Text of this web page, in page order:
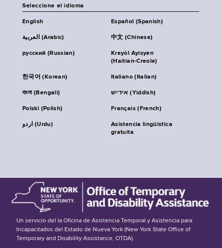
Seleccione el idioma
English Español (Spanish)
العربية (Arabic) 中文 (Chinese)
русский (Russian)
Kreyòl Ayisyen
(Haitian-Creole)
한국어 (Korean) Italiano (Italian)
বাংলা (Bengali) אידיש (Yiddish)
Polski (Polish) Français (French)
اردو (Urdu)
Asistencia lingüística
gratuita
Un servicio del la Oficina de Asistencia Temporal y Asistencia para
Incapacitados del Estado de Nueva York (New York State Office of
Temporary and Disability Assistance, OTDA).